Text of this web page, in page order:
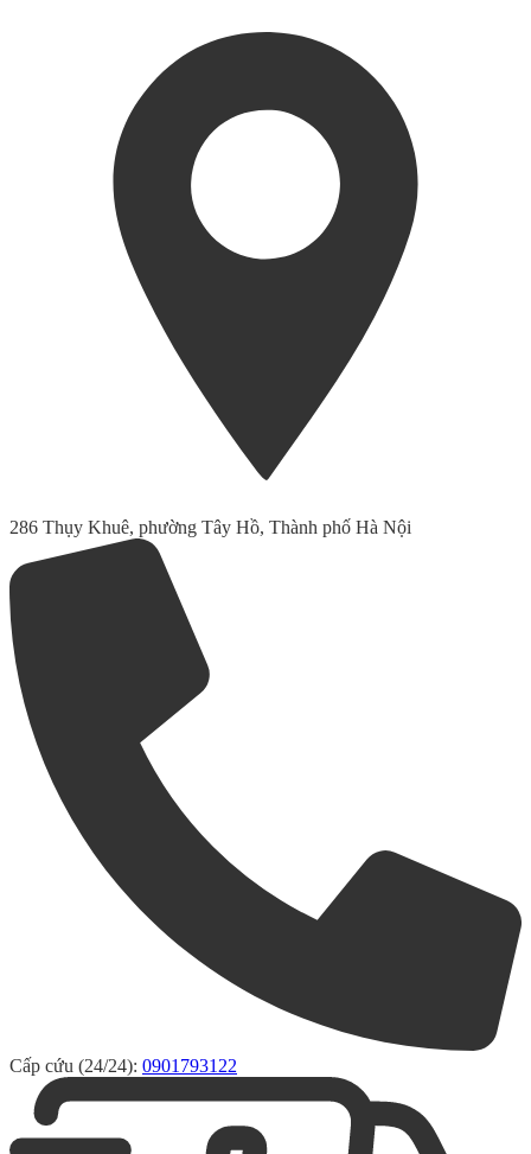
286 Thụy Khuê, phường Tây Hồ, Thành phố Hà Nội
Cấp cứu (24/24): 0901793122